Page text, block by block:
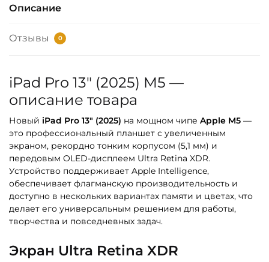
Описание
Отзывы 0
iPad Pro 13″ (2025) M5 —
описание товара
Новый iPad Pro 13″ (2025) на мощном чипе Apple M5 —
это профессиональный планшет с увеличенным
экраном, рекордно тонким корпусом (5,1 мм) и
передовым OLED-дисплеем Ultra Retina XDR.
Устройство поддерживает Apple Intelligence,
обеспечивает флагманскую производительность и
доступно в нескольких вариантах памяти и цветах, что
делает его универсальным решением для работы,
творчества и повседневных задач.
Экран Ultra Retina XDR